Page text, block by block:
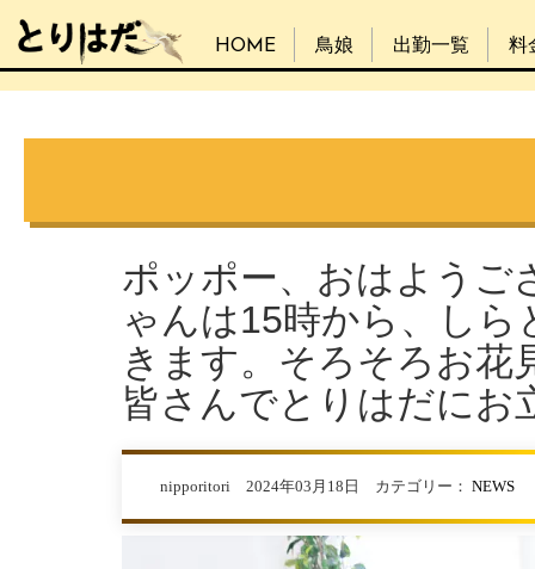
HOME 鳥娘 出勤一覧 料
ポッポー、おはようご
ゃんは15時から、し
きます。そろそろお花
皆さんでとりはだにお
nipporitori 2024年03月18日 カテゴリー： NEWS